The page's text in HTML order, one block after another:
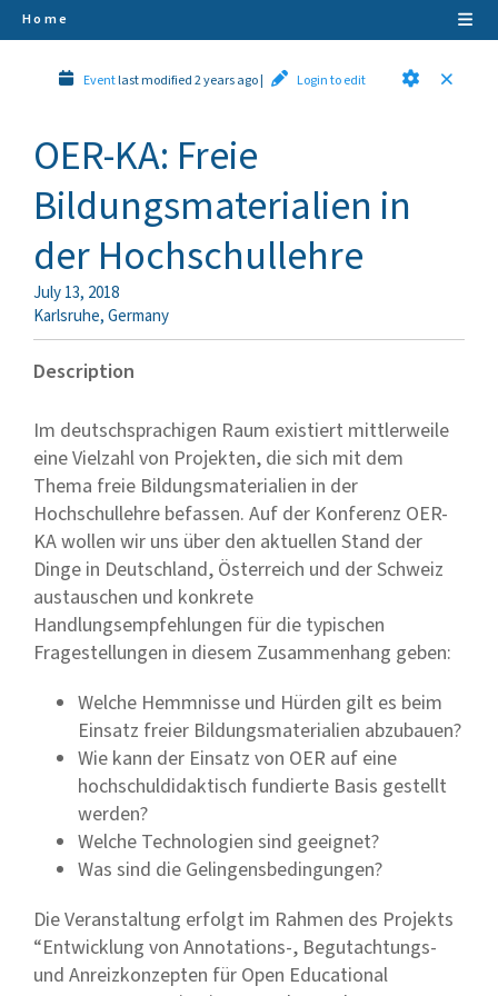
Home
Eventlast modified 2 years ago| Login to edit
OER-KA: Freie
Bildungsmaterialien in
der Hochschullehre
July 13, 2018
Karlsruhe,Germany
Description
Im deutschsprachigen Raum existiert mittlerweile
eine Vielzahl von Projekten, die sich mit dem
Thema freie Bildungsmaterialien in der
Hochschullehre befassen. Auf der Konferenz OER-
KA wollen wir uns über den aktuellen Stand der
Dinge in Deutschland, Österreich und der Schweiz
austauschen und konkrete
Handlungsempfehlungen für die typischen
Fragestellungen in diesem Zusammenhang geben:
Welche Hemmnisse und Hürden gilt es beim
Einsatz freier Bildungsmaterialien abzubauen?
Wie kann der Einsatz von OER auf eine
hochschuldidaktisch fundierte Basis gestellt
werden?
Welche Technologien sind geeignet?
Was sind die Gelingensbedingungen?
Die Veranstaltung erfolgt im Rahmen des Projekts
“Entwicklung von Annotations-, Begutachtungs-
und Anreizkonzepten für Open Educational